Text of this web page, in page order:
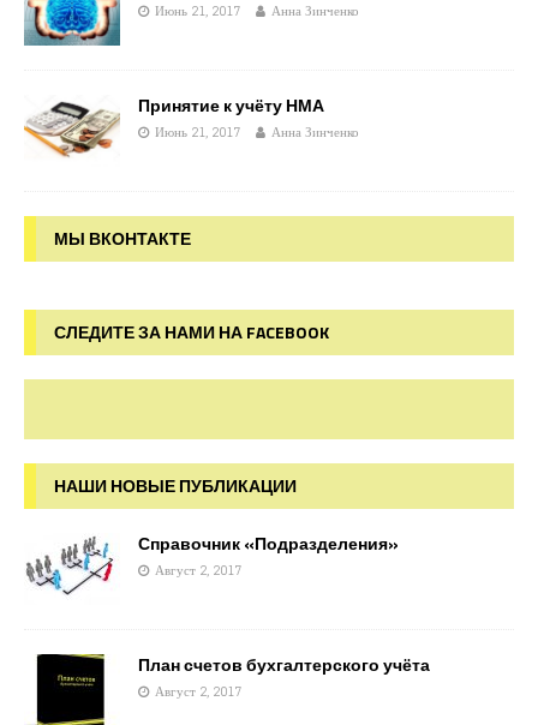
Июнь 21, 2017 Анна Зинченко
Принятие к учёту НМА
Июнь 21, 2017 Анна Зинченко
МЫ ВКОНТАКТЕ
СЛЕДИТЕ ЗА НАМИ НА FACEBOOK
НАШИ НОВЫЕ ПУБЛИКАЦИИ
Справочник «Подразделения»
Август 2, 2017
План счетов бухгалтерского учёта
Август 2, 2017